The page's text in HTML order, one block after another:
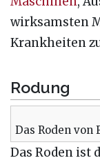
wirksamsten
Krankheiten
Rodung
Das Roden von
Das Roden ist